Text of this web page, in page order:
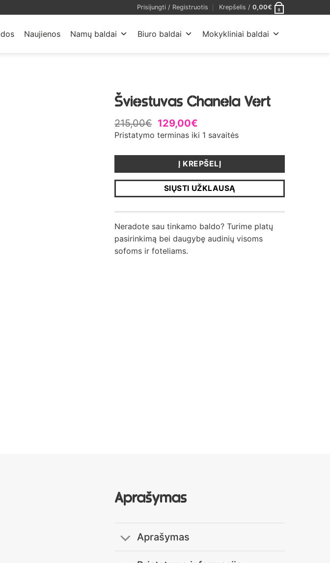
Prisijungti / Registruotis Krepšelis / 0,00€ 0
Naujienos Namų baldai Biuro baldai Mokykliniai baldai
Šviestuvas Chanela Vert
215,00€ 129,00€
Pristatymo terminas iki 1 savaitės
Į KREPŠELĮ
SIŲSTI UŽKLAUSĄ
Neradote sau tinkamo baldo? Turime platų
pasirinkimą bei daugybę audinių visoms
sofoms ir foteliams.
Aprašymas
Aprašymas